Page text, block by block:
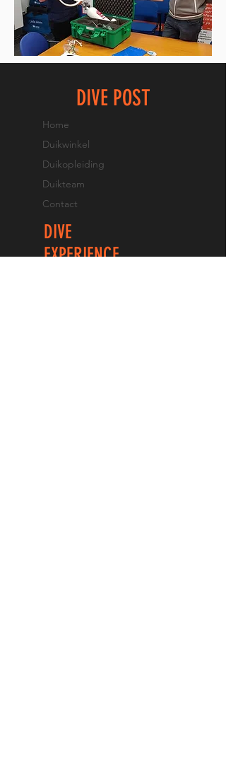
DIVE POST
Home
Duikwinkel
Duikopleiding
Duikteam
Contact
DIVE
EXPERIENCE